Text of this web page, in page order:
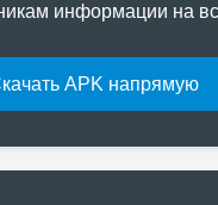
информации на
APK напрямую